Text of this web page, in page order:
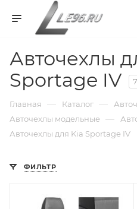
Авточехлы
Sportage IV
7
Главная — Каталог —
Авточехлы модельные —
Авточехлы для Kia Sportage IV
ФИЛЬТР